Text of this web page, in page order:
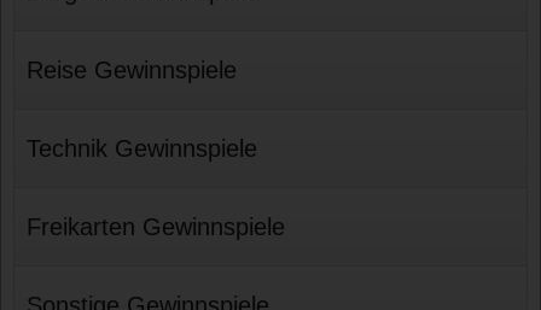
Reise Gewinnspiele
Technik Gewinnspiele
Freikarten Gewinnspiele